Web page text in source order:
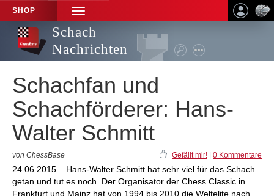
SHOP
TOGGLE
NAVIGATION
Schach
Nachrichten
Schachfan und
Schachförderer: Hans-
Walter Schmitt
von ChessBase Gefällt mir! 0 Kommentare
24.06.2015 – Hans-Walter Schmitt hat sehr viel für das Schach
getan und tut es noch. Der Organisator der Chess Classic in
Frankfurt und Mainz hat von 1994 bis 2010 die Weltelite nach